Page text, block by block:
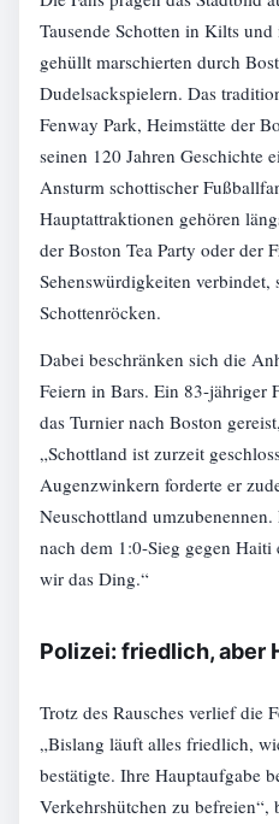
Tausende Schotten in Kilts
gehüllt marschierten durch
Dudelsackspielern. Das
Fenway Park, Heimstätte der
seinen 120 Jahren Geschichte
Ansturm schottischer
Hauptattraktionen gehören
der Boston Tea Party oder der
Sehenswürdigkeiten
Schottenröcken.
Dabei beschränken sich die
Feiern in Bars. Ein 83-jähriger
das Turnier nach Boston
„Schottland ist zurzeit
Augenzwinkern forderte er
Neuschottland
nach dem 1:0-Sieg gegen
wir das Ding.“
Polizei: friedlich, aber
Trotz des Rausches verlief die
„Bislang läuft alles friedlich,
bestätigte. Ihre Hauptaufgabe
Verkehrshütchen zu befreien“,